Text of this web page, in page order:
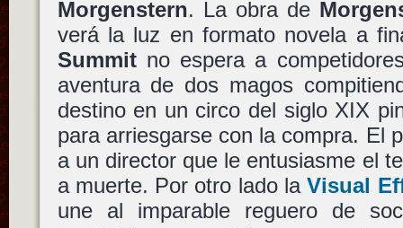
Morgenstern. La obra de
verá la luz en formato novela a
Summitno espera a
aventura de dos magos
destino en un circo del siglo XIX
para arriesgarse con la compra. El
a un director que le entusiasme el
a muerte. Por otro lado laVisual
une al imparable reguero de